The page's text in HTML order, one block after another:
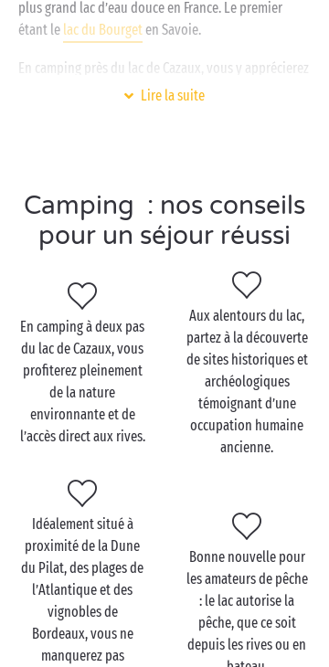
plus grand lac d’eau douce en France. Le premier
étant le lac du Bourget en Savoie.
En camping près du lac de Cazaux, vous y apprécierez
la tranquillité et lessports nautiques
proximité del’océan. Plutôt pratique si vous
souhaitez changer d’environnement d’un jour à
l’autre durant votre séjour en camping 4 étoiles! De
retour au camping, toujours les pieds dans l’eau, la
piscine chauffée n’attendait plus que vous…
Visitez le Lac de Cazaux
en famille
En famille, le lac de Cazaux vous invite à des
pourront patauger, et même y apprendre à nager en
toute sécurité, tandis que les plus grands préféreront
faire du canoë sur le lac. Hors période estivale, le lac
de Cazaux vous propose des petites balades sur les
sentiers qui l’entourent.
Au camping, vos petits continueront à s’amuser avec
leurs copains enclubs pour enfants. En parallèle,
vous profiterez de ce temps pour vous relaxer au
Lire la suite
Camping : nos conseils
pour un séjour réussi
En camping à deux pas
du lac de Cazaux, vous
profiterez pleinement
de la nature
environnante et de
l’accès direct aux rives.
Aux alentours du lac,
partez à la découverte
de sites historiques et
archéologiques
témoignant d’une
occupation humaine
ancienne.
Idéalement situé à
proximité de la Dune
du Pilat, des plages de
l’Atlantique et des
vignobles de
Bordeaux, vous ne
manquerez pas
Bonne nouvelle pour
les amateurs de pêche
: le lac autorise la
pêche, que ce soit
depuis les rives ou en